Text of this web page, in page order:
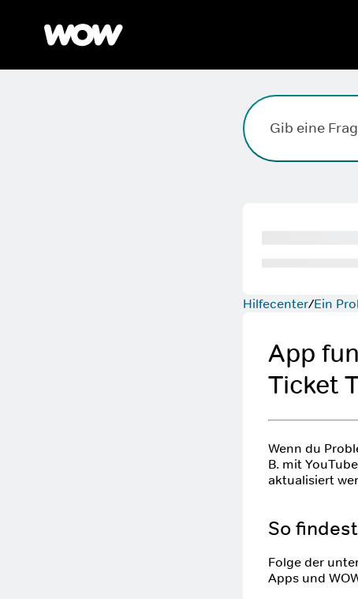
Hilfecenter Ein
App
Ticket
Wenn du
B. mit
aktualisiert
So
Folge der
Apps und